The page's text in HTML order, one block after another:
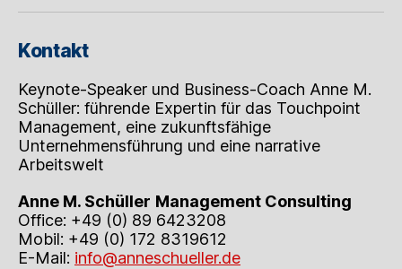
Kontakt
Keynote-Speaker und Business-Coach Anne M.
Schüller: führende Expertin für das Touchpoint
Management, eine zukunftsfähige
Unternehmensführung und eine narrative
Arbeitswelt
Anne M. Schüller Management Consulting
Office: +49 (0) 89 6423208
Mobil: +49 (0) 172 8319612
E-Mail: info@anneschueller.de